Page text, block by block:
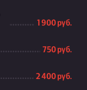
1 900 руб.
750 руб.
2 400 руб.